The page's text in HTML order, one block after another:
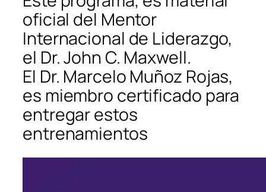
oficial del Mentor
Internacional de Liderazgo,
el Dr. John C. Maxwell.
El Dr. Marcelo Muñoz Rojas,
es miembro certificado para
entregar estos
entrenamientos